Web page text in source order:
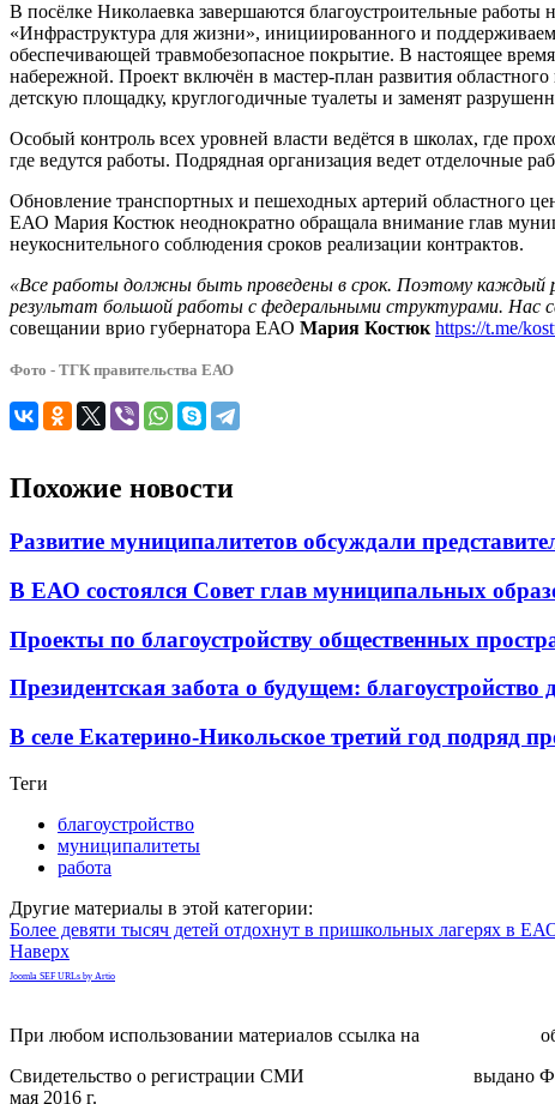
В посёлке Николаевка завершаются благоустроительные
«Инфраструктура для жизни», инициированного и
обеспечивающей травмобезопасное покрытие. В настоящее
набережной. Проект включён в мастер-план развития
детскую площадку, круглогодичные туалеты и заменят
Особый контроль всех уровней власти ведётся в школах, где
где ведутся работы. Подрядная организация ведет отделочные
Обновление транспортных и пешеходных артерий областного
ЕАО Мария Костюк неоднократно обращала внимание глав
неукоснительного соблюдения сроков реализации контрактов.
«Все работы должны быть проведены в срок. Поэтому каждый
результат большой работы с федеральными структурами.
совещании врио губернатора ЕАО Мария Костюк https://t.me/
Фото - ТГК правительства ЕАО
Похожие новости
Развитие муниципалитетов обсуждали
В ЕАО состоялся Совет глав муниципальных
Проекты по благоустройству общественных
Президентская забота о будущем: благоустройство
В селе Екатерино-Никольское третий год подряд
Теги
благоустройство
муниципалитеты
работа
Другие материалы в этой категории:
Более девяти тысяч детей отдохнут в пришкольных лагерях в
Наверх
Joomla SEF URLs by Artio
При любом использовании материалов ссылка на
Свидетельство о регистрации СМИ
выдано
мая 2016 г.